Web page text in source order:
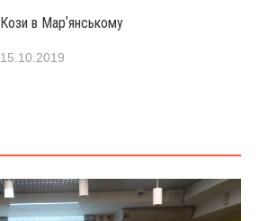
Кози в Марʼянському
15.10.2019